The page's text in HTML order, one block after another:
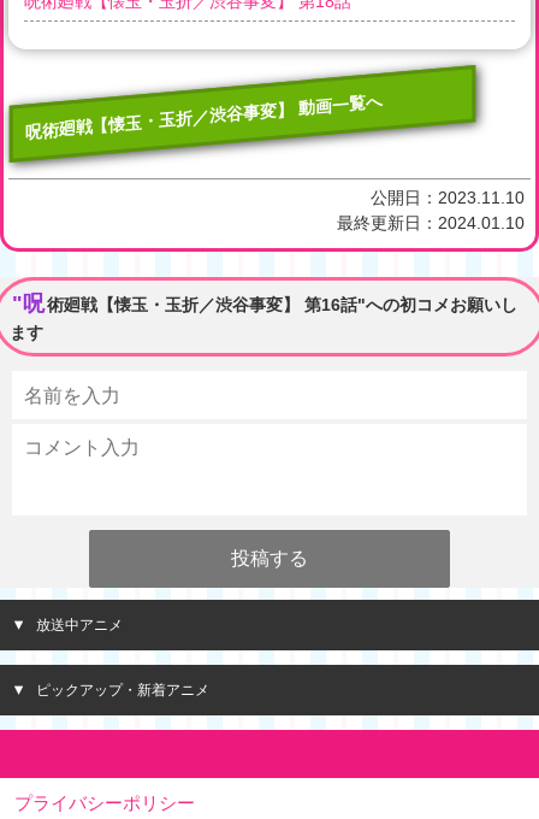
呪術廻戦【懐玉・玉折／渋谷事変】 動画一覧へ
公開日： 2023.11.10
最終更新日： 2024.01.10
"呪術廻戦【懐玉・玉折／渋谷事変】 第16話"への初コメお願いし
ます
放送中アニメ
ピックアップ・新着アニメ
プライバシーポリシー